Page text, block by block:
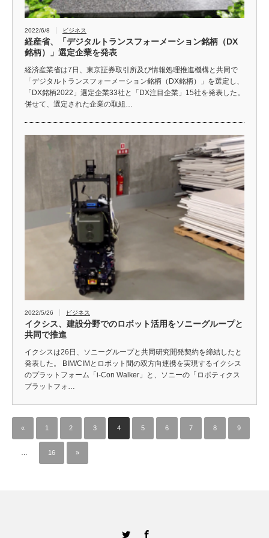
2022/6/8 ビジネス
経産省、「デジタルトランスフォーメーション銘柄（DX
銘柄）」選定企業を発表
経済産業省は7日、東京証券取引所及び情報処理推進機構と共同で
「デジタルトランスフォーメーション銘柄（DX銘柄）」を選定し、
「DX銘柄2022」選定企業33社と「DX注目企業」15社を発表した。
併せて、選定された企業の取組…
2022/5/26 ビジネス
イクシス、建設分野でのロボット活用をソニーグループと
共同で推進
イクシスは26日、ソニーグループと共同研究開発契約を締結したと
発表した。 BIM/CIMとロボット間の双方向連携を実現するイクシス
のプラットフォーム「i-Con Walker」と、ソニーの「ロボティクス
プラットフォ…
« 1 2 3 4 5 6 7 8 9
16 »